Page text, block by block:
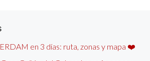
en 3 días: ruta, zonas y mapa ❤️